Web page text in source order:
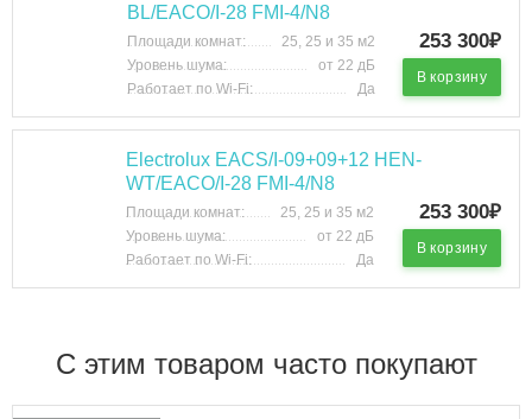
BL/EACO/I-28 FMI-4/N8
Площади комнат:
25, 25 и 35 м2
Уровень шума:
от 22 дБ
Работает по Wi-Fi:
Да
253 300₽
В корзину
Electrolux EACS/I-09+09+12 HEN-
WT/EACO/I-28 FMI-4/N8
Площади комнат:
25, 25 и 35 м2
Уровень шума:
от 22 дБ
Работает по Wi-Fi:
Да
253 300₽
В корзину
C этим товаром часто покупают